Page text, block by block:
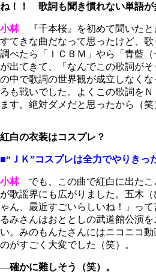
ね！！ 歌詞も聞き慣れない単語が
小林『千本桜』を初めて聞いたと
すてきな曲だなって思ったけど、
調べたら「ＩＣＢＭ」やら「青藍
が出てきて、「なんでこの歌詞が
の中で歌詞の世界観が成立しなく
ろも戦いでした。よくこの歌詞を
ます。絶対ダメだと思ったから（笑
紅白の衣装はコスプレ？
■“ＪＫ”コスプレは全力でやりきっ
小林でも、この曲で紅白に出たこ
が歌謡界にも広がりました。五木
ゃん、最近すごいらしいね！」っ
るみさんはおととしの武道館公演
い。みのもんたさんにはニコニコ
のがすごく大変でした（笑）。
―確かに難しそう（笑）。